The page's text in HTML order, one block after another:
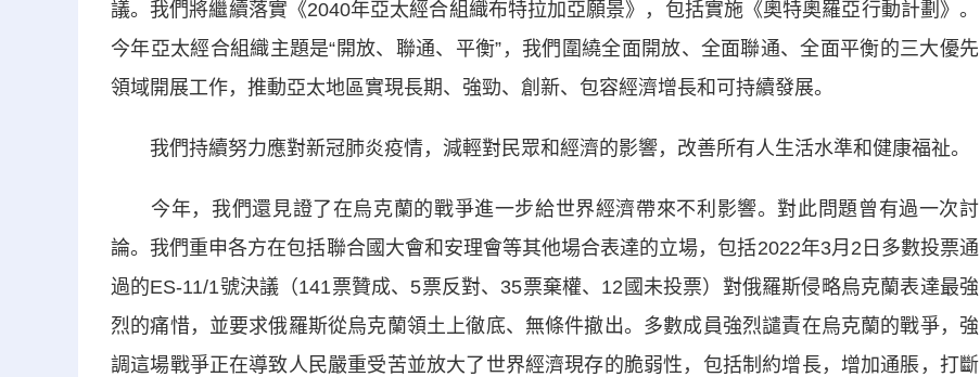
議。我們將繼續落實《2040年亞太經合組織布特拉加亞願景》，包括實施《奧特奧羅亞行動計劃》。
今年亞太經合組織主題是“開放、聯通、平衡”，我們圍繞全面開放、全面聯通、全面平衡的三大優先
領域開展工作，推動亞太地區實現長期、強勁、創新、包容經濟增長和可持續發展。
我們持續努力應對新冠肺炎疫情，減輕對民眾和經濟的影響，改善所有人生活水準和健康福祉。
今年，我們還見證了在烏克蘭的戰爭進一步給世界經濟帶來不利影響。對此問題曾有過一次討
論。我們重申各方在包括聯合國大會和安理會等其他場合表達的立場，包括2022年3月2日多數投票通
過的ES-11/1號決議（141票贊成、5票反對、35票棄權、12國未投票）對俄羅斯侵略烏克蘭表達最強
烈的痛惜，並要求俄羅斯從烏克蘭領土上徹底、無條件撤出。多數成員強烈譴責在烏克蘭的戰爭，強
調這場戰爭正在導致人民嚴重受苦並放大了世界經濟現存的脆弱性，包括制約增長，增加通脹，打斷